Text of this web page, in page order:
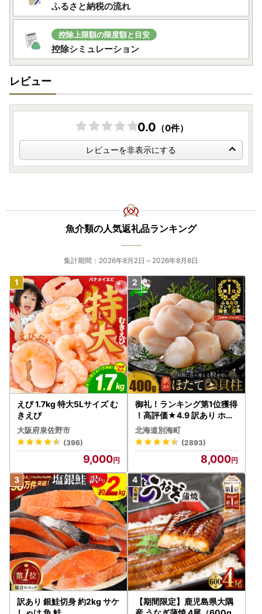
お問い合わせ先
〒985-0042 宮城県塩竈市玉川1丁目2-37-1
TEL：050-3644-2671（平日9：00～17：00）
メール：csshiogama@fromzero.pro
※土日祝日、年末年始は休業です。
※メールの返信は翌営業日以降となりますので、ご了承くだ
さい。
※内容により回答までお時間を頂く場合がございます。
＜ヤマト運輸 お届け先変更(転送)サービスの有料化について
＞
変更後のお届け先までの運賃(定価・着払い)
●お届け先(配送先)様の住所は正確に記載してください。
●番地やマンション名、部屋番号等の記載漏れがないか、十
分確認してください。
知らせください。
ふるさと納税の流れ
控除上限額の限度額と目安
控除シミュレーション
レビュー
0.0 （0件）
レビューを非表示にする
魚介類の人気返礼品ランキング
集計期間：2026年8月2日～2026年8月8日
えび 1.7kg 特大5Lサイズ む
きえび
大阪府泉佐野市
(396)
9,000
御礼！ランキング第1位獲得
！高評価★4.9 訳あり ホタ
テ 400g（ほたて 帆立 貝柱
冷凍 ）
北海道別海町
(2893)
8,000
訳あり 銀鮭切身 約2kg サケ
【期間限定】鹿児島県大隅